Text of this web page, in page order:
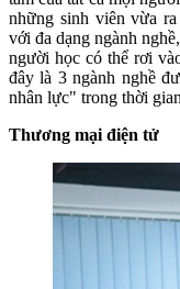
những sinh viên vừa
với đa dạng ngành
người học có thể rơi
đây là 3 ngành nghề
nhân lực" trong thời
Thương mại điện tử